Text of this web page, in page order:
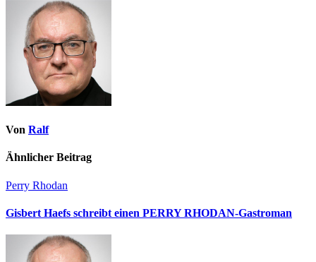
Von Ralf
Ähnlicher Beitrag
Perry Rhodan
Gisbert Haefs schreibt einen PERRY RHODAN-Gastroman